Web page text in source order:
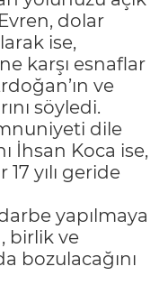
dolar
ise,
karşı esnaflar
ve
söyledi.
dile
İhsan Koca ise,
yılı geride
yapılmaya
birlik ve
bozulacağını